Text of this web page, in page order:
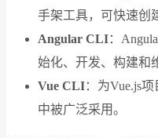
手架工具，可快速创
Angular CLI：
始化、开发、构建和
Vue CLI：为Vue.js
中被广泛采用。